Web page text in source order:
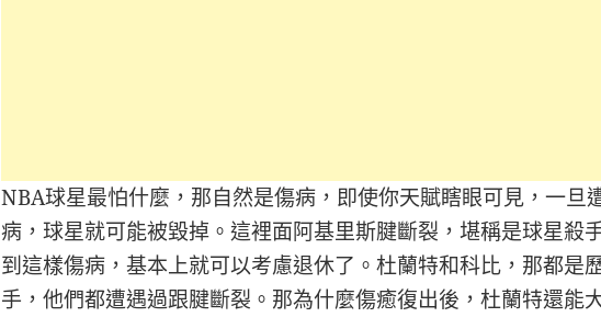
NBA球星最怕什麼，那自然是傷病，即使你天賦瞎眼可見，一旦
病，球星就可能被毀掉。這裡面阿基里斯腱斷裂，堪稱是球星殺
到這樣傷病，基本上就可以考慮退休了。杜蘭特和科比，那都是
手，他們都遭遇過跟腱斷裂。那為什麼傷癒復出後，杜蘭特還能